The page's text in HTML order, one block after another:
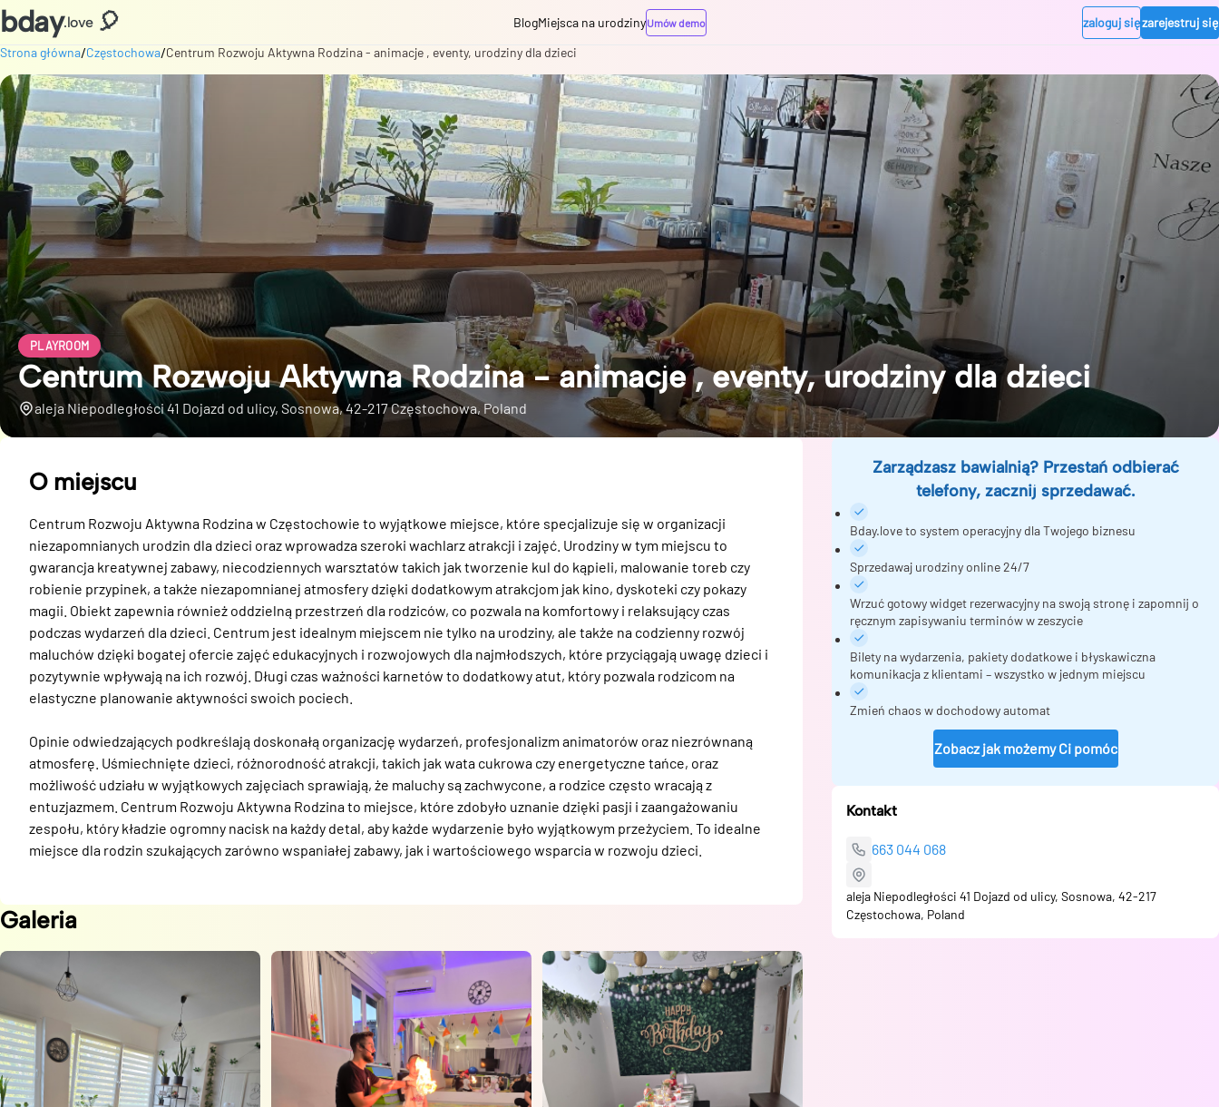
bday.love 🎈 BlogMiejsca na urodzinyUmów demo zaloguj sięzarejestruj się
Strona główna/Częstochowa/Centrum Rozwoju Aktywna Rodzina - animacje , eventy, urodziny dla dzieci
PLAYROOM
Centrum Rozwoju Aktywna Rodzina - animacje , eventy, urodziny dla dzieci
aleja Niepodległości 41 Dojazd od ulicy, Sosnowa, 42-217 Częstochowa, Poland
O miejscu
Centrum Rozwoju Aktywna Rodzina w Częstochowie to wyjątkowe miejsce, które specjalizuje się w organizacji
niezapomnianych urodzin dla dzieci oraz wprowadza szeroki wachlarz atrakcji i zajęć. Urodziny w tym miejscu to
gwarancja kreatywnej zabawy, niecodziennych warsztatów takich jak tworzenie kul do kąpieli, malowanie toreb czy
robienie przypinek, a także niezapomnianej atmosfery dzięki dodatkowym atrakcjom jak kino, dyskoteki czy pokazy
magii. Obiekt zapewnia również oddzielną przestrzeń dla rodziców, co pozwala na komfortowy i relaksujący czas
podczas wydarzeń dla dzieci. Centrum jest idealnym miejscem nie tylko na urodziny, ale także na codzienny rozwój
maluchów dzięki bogatej ofercie zajęć edukacyjnych i rozwojowych dla najmłodszych, które przyciągają uwagę dzieci i
pozytywnie wpływają na ich rozwój. Długi czas ważności karnetów to dodatkowy atut, który pozwala rodzicom na
elastyczne planowanie aktywności swoich pociech.
Opinie odwiedzających podkreślają doskonałą organizację wydarzeń, profesjonalizm animatorów oraz niezrównaną
atmosferę. Uśmiechnięte dzieci, różnorodność atrakcji, takich jak wata cukrowa czy energetyczne tańce, oraz
możliwość udziału w wyjątkowych zajęciach sprawiają, że maluchy są zachwycone, a rodzice często wracają z
entuzjazmem. Centrum Rozwoju Aktywna Rodzina to miejsce, które zdobyło uznanie dzięki pasji i zaangażowaniu
zespołu, który kładzie ogromny nacisk na każdy detal, aby każde wydarzenie było wyjątkowym przeżyciem. To idealne
miejsce dla rodzin szukających zarówno wspaniałej zabawy, jak i wartościowego wsparcia w rozwoju dzieci.
Galeria
Zarządzasz bawialnią? Przestań odbierać
telefony, zacznij sprzedawać.
Bday.love to system operacyjny dla Twojego biznesu
Sprzedawaj urodziny online 24/7
Wrzuć gotowy widget rezerwacyjny na swoją stronę i zapomnij o
ręcznym zapisywaniu terminów w zeszycie
Bilety na wydarzenia, pakiety dodatkowe i błyskawiczna
komunikacja z klientami – wszystko w jednym miejscu
Zmień chaos w dochodowy automat
Zobacz jak możemy Ci pomóc
Kontakt
663 044 068
aleja Niepodległości 41 Dojazd od ulicy, Sosnowa, 42-217
Częstochowa, Poland